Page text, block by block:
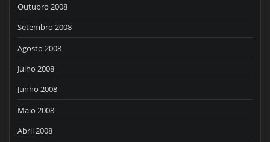
Outubro 2008
Setembro 2008
Agosto 2008
Julho 2008
Junho 2008
Maio 2008
Abril 2008